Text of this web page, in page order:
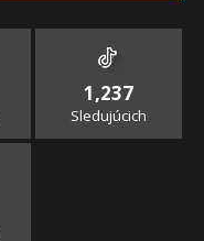
1,237
Sledujúcich